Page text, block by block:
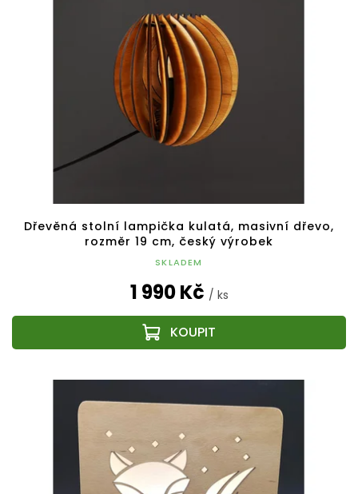
Dřevěná stolní lampička kulatá, masivní dřevo,
rozměr 19 cm, český výrobek
SKLADEM
1 990 Kč / ks